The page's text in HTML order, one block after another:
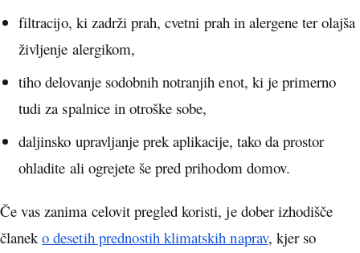
filtracijo, ki zadrži prah, cvetni prah in alergene ter olajša
življenje alergikom,
tiho delovanje sodobnih notranjih enot, ki je primerno
tudi za spalnice in otroške sobe,
daljinsko upravljanje prek aplikacije, tako da prostor
ohladite ali ogrejete še pred prihodom domov.
Če vas zanima celovit pregled koristi, je dober izhodišče
članeko desetih prednostih klimatskih naprav, kjer so